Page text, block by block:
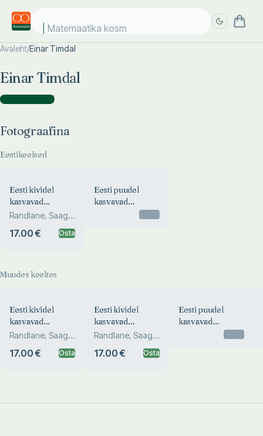
Matemaatika kosmo
Avaleht/Einar Timdal
Einar Timdal
Fotograafina )
Fotograafina
Eestikeelsed
Eesti kividel
kasvavad
suursamblikud.
macrolichens of
макролишайники
Randlane, Saag,
Martin, Marmor
17.00 € Osta
Eesti puudel
kasvavad
suursamblikud
Muudes keeltes
Eesti kividel
kasvavad
suursamblikud.
macrolichens of
Эстонии
Randlane, Saag,
Martin, Marmor
17.00 € Osta
Eesti kividel
kasvavad
suursamblikud.
macrolichens of
Эстонии
Randlane, Saag,
Martin, Marmor
17.00 € Osta
Eesti puudel
kasvavad
suursamblikud